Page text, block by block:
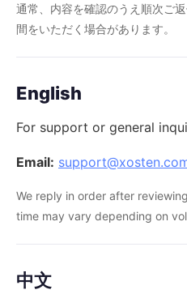
通常、内容を確認のうえ順次ご
間をいただく場合があります。
English
For support or general
Email:
We reply in order after
time may vary depending on
中文